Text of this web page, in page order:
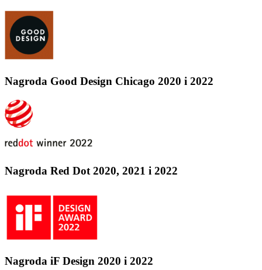
Nagroda Good Design Chicago 2020 i 2022
Nagroda Red Dot 2020, 2021 i 2022
Nagroda iF Design 2020 i 2022